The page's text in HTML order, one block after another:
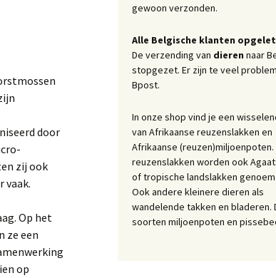
door
zij ook
vaak.
Op het
ze een
op
gewoon verzonden.
Alle Belgische klanten
De verzending van dieren naar
stopgezet. Er zijn te veel
Bpost.
In onze shop vind je een
van Afrikaanse reuzenslakken en
Afrikaanse (reuzen)miljoenpoten.
reuzenslakken worden ook
of tropische landslakken
Ook andere kleinere dieren als
wandelende takken en bladeren.
soorten miljoenpoten en